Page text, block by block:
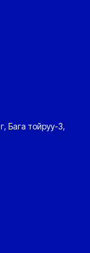
Бага тойруу-3,